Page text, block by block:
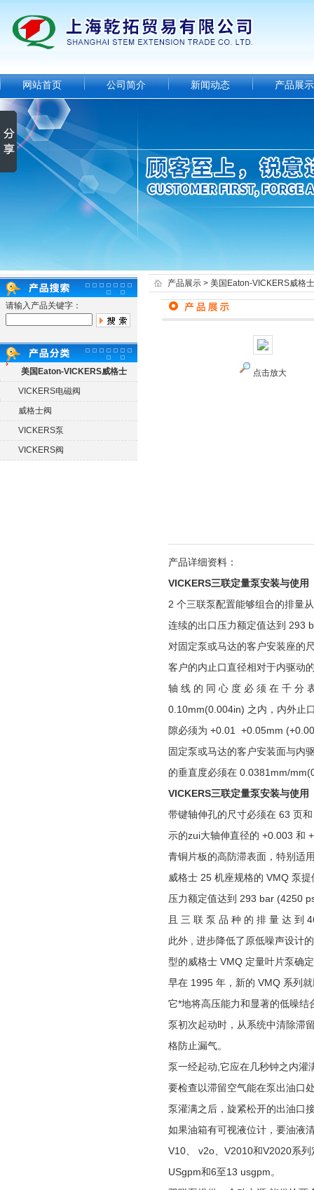
网站首页 公司简介 新闻动态 产品展示
请输入产品关键字：
美国Eaton-VICKERS威格士
VICKERS电磁阀
威格士阀
VICKERS泵
VICKERS阀
产品展示 > 美国Eaton-VICKERS威格士
点击放大
产品详细资料：
VICKERS三联定量泵安装与使用
2 个三联泵配置能够组合的排量
连续的出口压力额定值达到 293
对固定泵或马达的客户安装座的
客户的内止口直径相对于内驱动
轴 线 的 同 心 度 必 须 在 千 分
0.10mm(0.004in) 之内，内外止
隙必须为 +0.01 +0.05mm
固定泵或马达的客户安装面与内
的垂直度必须在 0.0381mm/
VICKERS三联定量泵安装与使用
带键轴伸孔的尺寸必须在 63 页
示的zui大轴伸直径的 +0.003 和
青铜片板的高防滞表面，特别适
威格士 25 机座规格的 VMQ 泵提
压力额定值达到 293 bar (4250
且 三 联 泵 品 种 的 排 量 达 到
此外 , 进步降低了原低噪声设计
型的威格士 VMQ 定量叶片泵确
早在 1995 年，新的 VMQ 系列
它*地将高压能力和显著的低噪结
泵初次起动时，从系统中清除滞
格防止漏气。
泵一经起动,它应在几秒钟之内灌
要检查以滞留空气能在泵出油口
泵灌满之后，旋紧松开的出油口
如果油箱有可视液位计，要油液
V10、 v2o、V2010和V2020系
USgpm和6至13 usgpm。